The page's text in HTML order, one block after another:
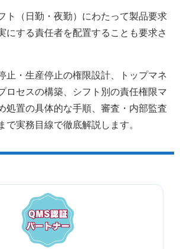
ト（日勤・夜勤）にわたって製品要求
にする責任者を配置することも要求さ
止・生産停止の権限設計、トップマネ
ロセスの構築、シフト別の責任権限マ
処置の具体的な手順、審査・内部監査
で実務目線で徹底解説します。